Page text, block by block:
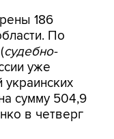
186
По
судебно-
уже
украинских
сумму 504,9
в четверг